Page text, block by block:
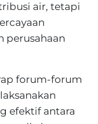
air, tetapi
perusahaan
forum-forum
efektif antara